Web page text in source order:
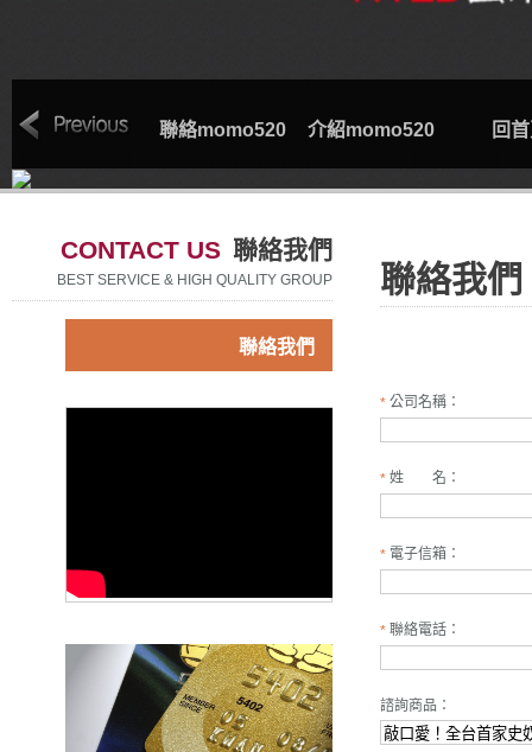
索取專線 聯絡momo520 介紹momo520 回
CONTACT US 聯絡我們
BEST SERVICE & HIGH QUALITY GROUP
聯絡我們
聯絡我們
* 公司名稱：
* 姓 名：
* 電子信箱：
* 聯絡電話：
諮詢商品：